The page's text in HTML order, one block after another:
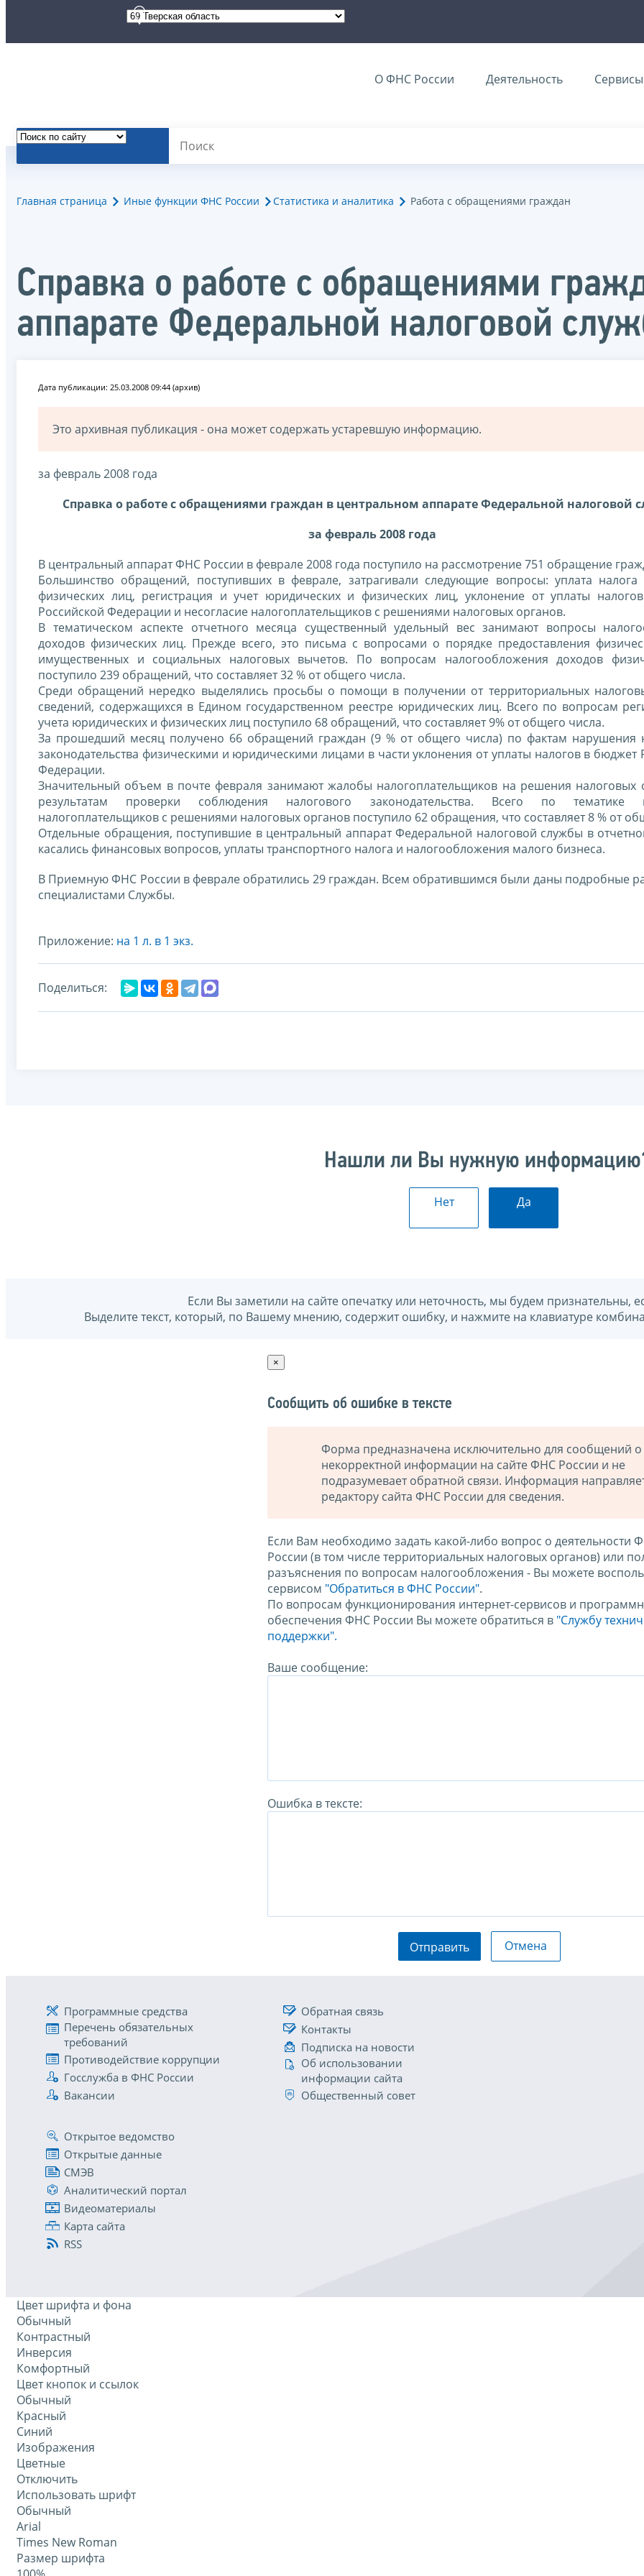
О ФНС России Деятельность Сервисы
Главная страница Иные функции ФНС России Статистика и аналитика Работа с обращениями граждан
Справка о работе с обращениями
аппарате Федеральной налоговой
Дата публикации: 25.03.2008 09:44 (архив)
Это архивная публикация - она может содержать устаревшую информацию.
за февраль 2008 года
Справка о работе с обращениями граждан в центральном аппарате Федеральной налоговой
за февраль 2008 года
В центральный аппарат ФНС России в феврале 2008 года поступило на рассмотрение 751 обращение
Большинство обращений, поступивших в феврале, затрагивали следующие вопросы: уплата
физических лиц, регистрация и учет юридических и физических лиц, уклонение от уплаты
Российской Федерации и несогласие налогоплательщиков с решениями налоговых органов.
В тематическом аспекте отчетного месяца существенный удельный вес занимают вопросы
доходов физических лиц. Прежде всего, это письма с вопросами о порядке предоставления
имущественных и социальных налоговых вычетов. По вопросам налогообложения доходов
поступило 239 обращений, что составляет 32 % от общего числа.
Среди обращений нередко выделялись просьбы о помощи в получении от территориальных
сведений, содержащихся в Едином государственном реестре юридических лиц. Всего по вопросам
учета юридических и физических лиц поступило 68 обращений, что составляет 9% от общего числа.
За прошедший месяц получено 66 обращений граждан (9 % от общего числа) по фактам нарушения
законодательства физическими и юридическими лицами в части уклонения от уплаты налогов в бюджет
Федерации.
Значительный объем в почте февраля занимают жалобы налогоплательщиков на решения налоговых
результатам проверки соблюдения налогового законодательства. Всего по тематике
налогоплательщиков с решениями налоговых органов поступило 62 обращения, что составляет 8 % от
Отдельные обращения, поступившие в центральный аппарат Федеральной налоговой службы в
касались финансовых вопросов, уплаты транспортного налога и налогообложения малого бизнеса.
В Приемную ФНС России в феврале обратились 29 граждан. Всем обратившимся были даны подробные
специалистами Службы.
Приложение: на 1 л. в 1 экз.
Поделиться:
Нашли ли Вы нужную
Нет Да
Если Вы заметили на сайте опечатку или неточность, мы будем признательны,
Выделите текст, который, по Вашему мнению, содержит ошибку, и нажмите на клавиатуре
×
Сообщить об ошибке в тексте
Форма предназначена исключительно для сообщений о
некорректной информации на сайте ФНС России и не
подразумевает обратной связи. Информация
редактору сайта ФНС России для сведения.
Если Вам необходимо задать какой-либо вопрос о деятельности
России (в том числе территориальных налоговых органов) или
разъяснения по вопросам налогообложения - Вы можете
сервисом "Обратиться в ФНС России".
По вопросам функционирования интернет-сервисов и
обеспечения ФНС России Вы можете обратиться в "Службу
поддержки".
Ваше сообщение:
Ошибка в тексте:
Отправить Отмена
Программные средства
Перечень обязательных
требований
Противодействие коррупции
Госслужба в ФНС России
Вакансии
Обратная связь
Контакты
Подписка на новости
Об использовании
информации сайта
Общественный совет
Открытое ведомство
Открытые данные
СМЭВ
Аналитический портал
Видеоматериалы
Карта сайта
RSS
Цвет шрифта и фона
Обычный
Контрастный
Инверсия
Комфортный
Цвет кнопок и ссылок
Обычный
Красный
Синий
Изображения
Цветные
Отключить
Использовать шрифт
Обычный
Arial
Times New Roman
Размер шрифта